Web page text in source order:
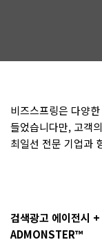
비즈스프링은 다양
들었습니다만, 고객
최일선 전문 기업과
검색광고 에이전시
ADMONSTER™